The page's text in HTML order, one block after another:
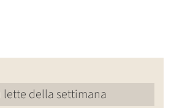
lette della settimana